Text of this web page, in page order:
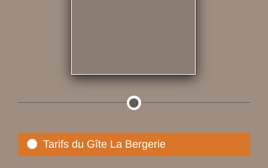
Tarifs du Gîte La Bergerie